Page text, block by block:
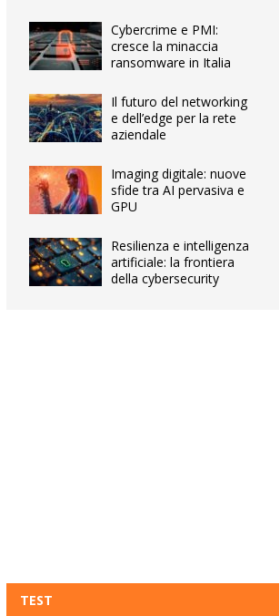
Cybercrime e PMI:
cresce la minaccia
ransomware in Italia
Il futuro del networking
e dell’edge per la rete
aziendale
Imaging digitale: nuove
sfide tra AI pervasiva e
GPU
Resilienza e intelligenza
artificiale: la frontiera
della cybersecurity
TEST